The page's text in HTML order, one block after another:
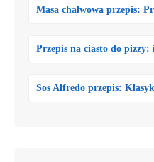
Masa chałwowa przepis:
Przepis na ciasto do
Sos Alfredo przepis: